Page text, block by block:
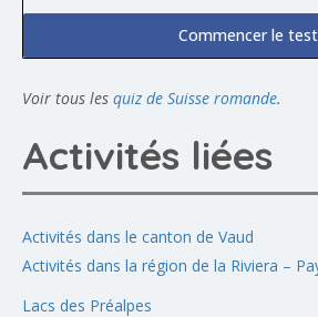
Commencer le test
Voir tous les quiz de Suisse romande.
Activités liées
Activités dans le canton de Vaud
Activités dans la région de la Riviera –
Lacs des Préalpes